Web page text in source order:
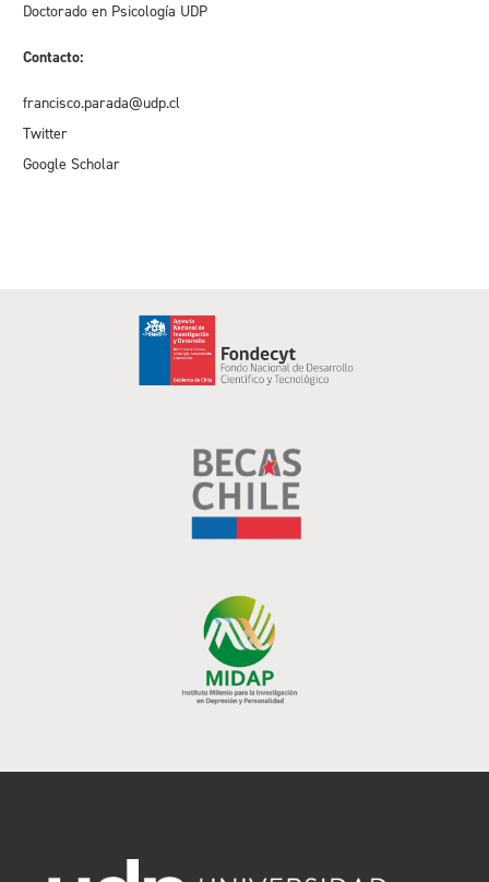
Doctorado en Psicología UDP
Contacto:
francisco.parada@udp.cl
Twitter
Google Scholar